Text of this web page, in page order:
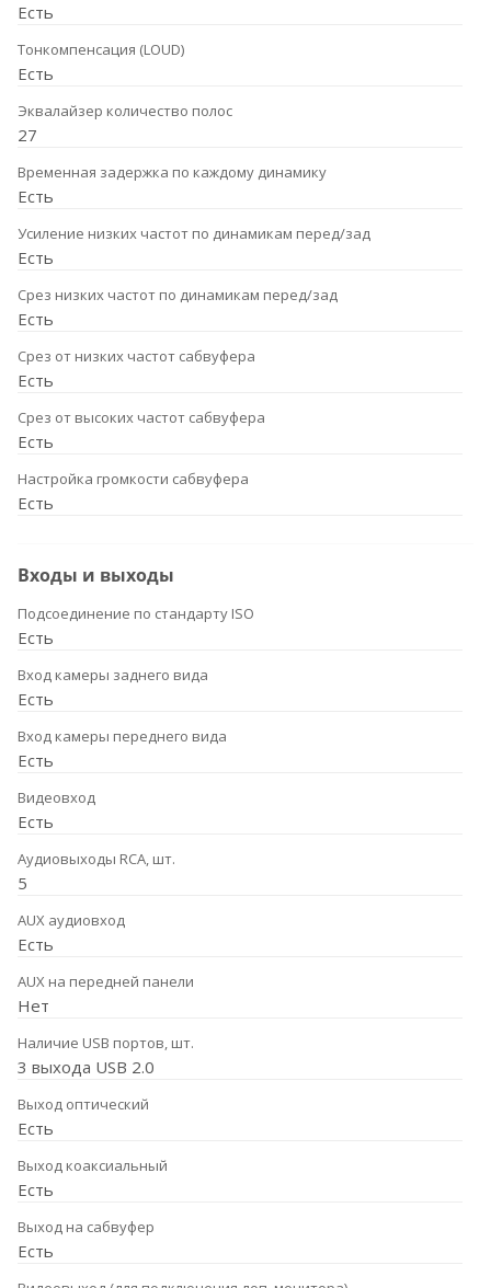
Есть
Тонкомпенсация (LOUD)
Есть
Эквалайзер количество полос
27
Временная задержка по каждому динамику
Есть
Усиление низких частот по динамикам перед/зад
Есть
Срез низких частот по динамикам перед/зад
Есть
Срез от низких частот сабвуфера
Есть
Срез от высоких частот сабвуфера
Есть
Настройка громкости сабвуфера
Есть
Входы и выходы
Подсоединение по стандарту ISO
Есть
Вход камеры заднего вида
Есть
Вход камеры переднего вида
Есть
Видеовход
Есть
Аудиовыходы RCA, шт.
5
AUX аудиовход
Есть
AUX на передней панели
Нет
Наличие USB портов, шт.
3 выхода USB 2.0
Выход оптический
Есть
Выход коаксиальный
Есть
Выход на сабвуфер
Есть